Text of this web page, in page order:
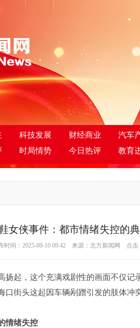
科技发展 财经商业 汽车
时局情势 今日热评 教育
女侠事件：都市情绪失控的
时间：2025-09-10 09:42 来源：北方新闻网 点击
扬起，这个充满戏剧性的画面不仅记
口街头这起因车辆剐蹭引发的肢体冲
情绪失控